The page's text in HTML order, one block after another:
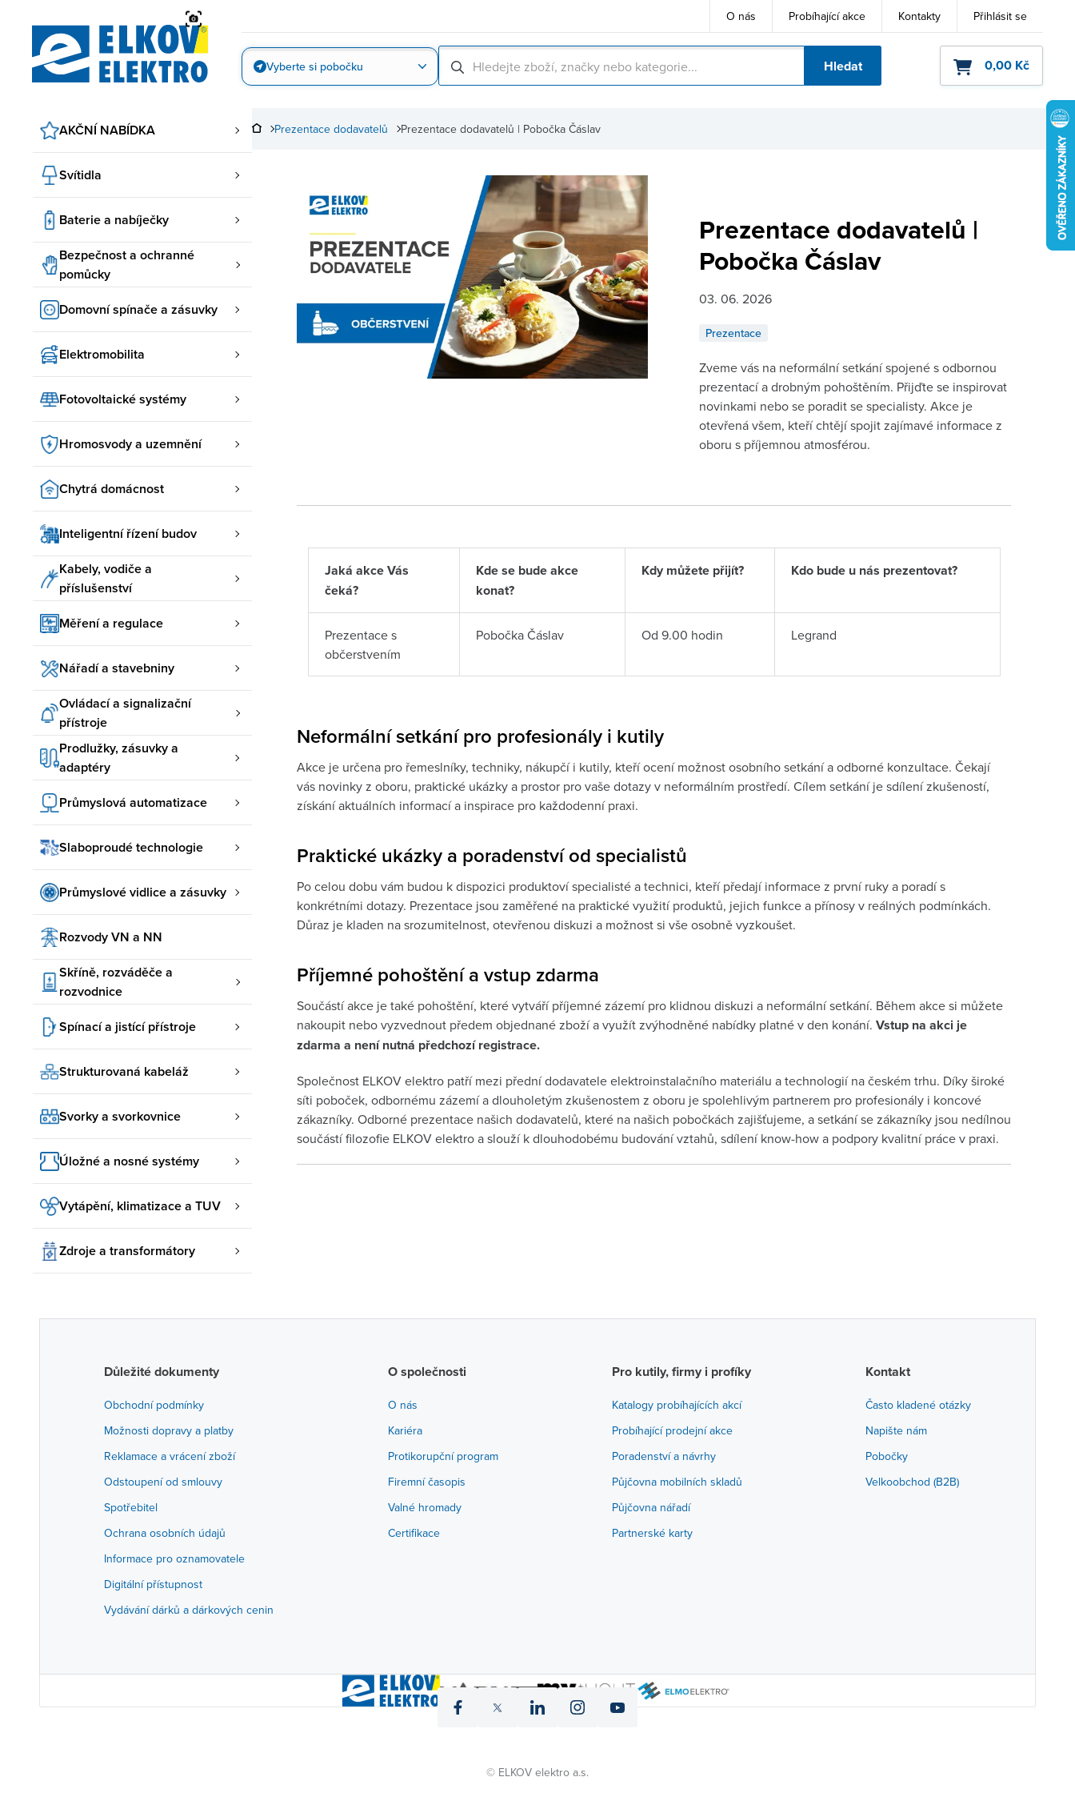
O nás Probíhající akce Kontakty Přihlásit se
Vyberte si pobočku Hledat 0,00 Kč
AKČNÍ NABÍDKA
Svítidla
Baterie a nabíječky
Bezpečnost a ochranné
pomůcky
Domovní spínače a zásuvky
Elektromobilita
Fotovoltaické systémy
Hromosvody a uzemnění
Chytrá domácnost
Inteligentní řízení budov
Kabely, vodiče a
příslušenství
Měření a regulace
Nářadí a stavebniny
Ovládací a signalizační
přístroje
Prodlužky, zásuvky a
adaptéry
Průmyslová automatizace
Slaboproudé technologie
Průmyslové vidlice a zásuvky
Rozvody VN a NN
Skříně, rozváděče a
rozvodnice
Spínací a jistící přístroje
Strukturovaná kabeláž
Svorky a svorkovnice
Úložné a nosné systémy
Vytápění, klimatizace a TUV
Zdroje a transformátory
Prezentace dodavatelů | Pobočka Čáslav
Prezentace dodavatelů
Prezentace dodavatelů |
Pobočka Čáslav
03. 06. 2026
Prezentace
Zveme vás na neformální setkání spojené s odbornou
prezentací a drobným pohoštěním. Přijďte se inspirovat
novinkami nebo se poradit se specialisty. Akce je
otevřená všem, kteří chtějí spojit zajímavé informace z
oboru s příjemnou atmosférou.
Jaká akce Vás
čeká?
Kde se bude akce
konat?
Kdy můžete přijít? Kdo bude u nás prezentovat?
Prezentace s
občerstvením
Pobočka Čáslav Od 9.00 hodin Legrand
Neformální setkání pro profesionály i kutily
Akce je určena pro řemeslníky, techniky, nákupčí i kutily, kteří ocení možnost osobního setkání a odborné konzultace. Čekají
vás novinky z oboru, praktické ukázky a prostor pro vaše dotazy v neformálním prostředí. Cílem setkání je sdílení zkušeností,
získání aktuálních informací a inspirace pro každodenní praxi.
Praktické ukázky a poradenství od specialistů
Po celou dobu vám budou k dispozici produktoví specialisté a technici, kteří předají informace z první ruky a poradí s
konkrétními dotazy. Prezentace jsou zaměřené na praktické využití produktů, jejich funkce a přínosy v reálných podmínkách.
Důraz je kladen na srozumitelnost, otevřenou diskuzi a možnost si vše osobně vyzkoušet.
Příjemné pohoštění a vstup zdarma
Součástí akce je také pohoštění, které vytváří příjemné zázemí pro klidnou diskuzi a neformální setkání. Během akce si můžete
nakoupit nebo vyzvednout předem objednané zboží a využít zvýhodněné nabídky platné v den konání. Vstup na akci je
zdarma a není nutná předchozí registrace.
Společnost ELKOV elektro patří mezi přední dodavatele elektroinstalačního materiálu a technologií na českém trhu. Díky široké
síti poboček, odbornému zázemí a dlouholetým zkušenostem z oboru je spolehlivým partnerem pro profesionály i koncové
zákazníky. Odborné prezentace našich dodavatelů, které na našich pobočkách zajišťujeme, a setkání se zákazníky jsou nedílnou
součástí filozofie ELKOV elektro a slouží k dlouhodobému budování vztahů, sdílení know-how a podpory kvalitní práce v praxi.
Důležité dokumenty
Obchodní podmínky
Možnosti dopravy a platby
Reklamace a vrácení zboží
Odstoupení od smlouvy
Spotřebitel
Ochrana osobních údajů
Informace pro oznamovatele
Digitální přístupnost
Vydávání dárků a dárkových cenin
O společnosti
O nás
Kariéra
Protikorupční program
Firemní časopis
Valné hromady
Certifikace
Pro kutily, firmy i profíky
Katalogy probíhajících akcí
Probíhající prodejní akce
Poradenství a návrhy
Půjčovna mobilních skladů
Půjčovna nářadí
Partnerské karty
Kontakt
Často kladené otázky
Napište nám
Pobočky
Velkoobchod (B2B)
icon
icon
icon
icon
icon
© ELKOV elektro a.s.